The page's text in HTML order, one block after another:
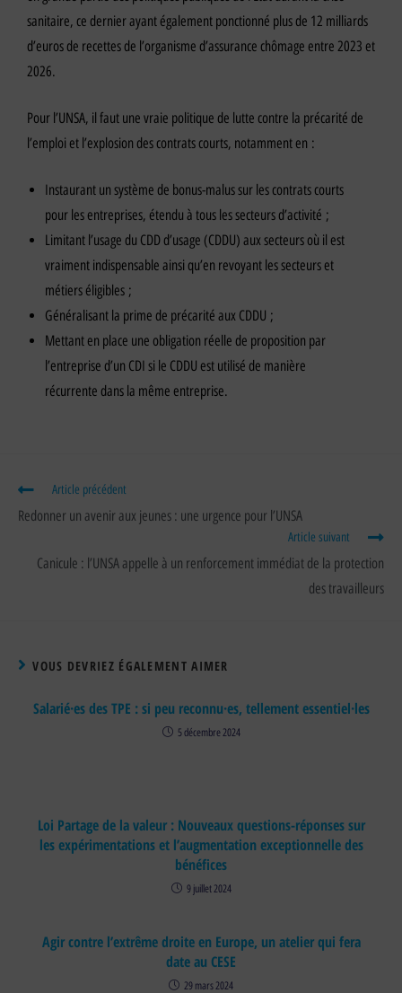
sanitaire, ce dernier ayant également ponctionné plus de 12 milliards
d’euros de recettes de l’organisme d’assurance chômage entre 2023 et
2026.
Pour l’UNSA, il faut une vraie politique de lutte contre la précarité de
l’emploi et l’explosion des contrats courts, notamment en :
Instaurant un système de bonus-malus sur les contrats courts
pour les entreprises, étendu à tous les secteurs d’activité ;
Limitant l’usage du CDD d’usage (CDDU) aux secteurs où il est
vraiment indispensable ainsi qu’en revoyant les secteurs et
métiers éligibles ;
Généralisant la prime de précarité aux CDDU ;
Mettant en place une obligation réelle de proposition par
l’entreprise d’un CDI si le CDDU est utilisé de manière
récurrente dans la même entreprise.
Article précédent
Redonner un avenir aux jeunes : une urgence pour l’UNSA
Article suivant
Canicule : l’UNSA appelle à un renforcement immédiat de la protection
des travailleurs
VOUS DEVRIEZ ÉGALEMENT AIMER
Salarié·es des TPE : si peu reconnu·es, tellement essentiel·les
5 décembre 2024
Loi Partage de la valeur : Nouveaux questions-réponses sur
les expérimentations et l’augmentation exceptionnelle des
bénéfices
9 juillet 2024
Agir contre l’extrême droite en Europe, un atelier qui fera
date au CESE
29 mars 2024